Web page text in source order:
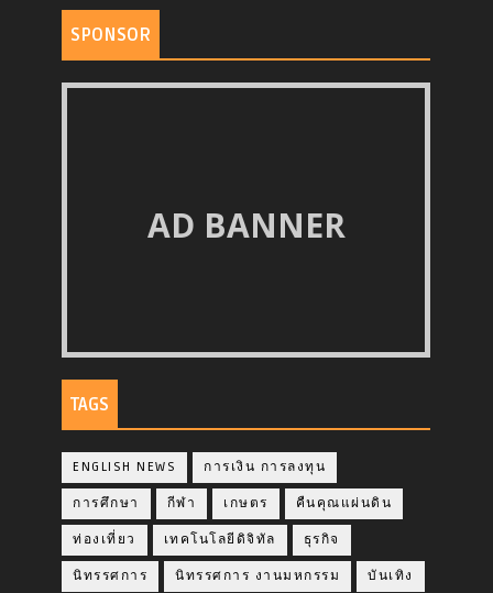
SPONSOR
AD BANNER
TAGS
ENGLISH NEWS การเงิน การลงทุน
การศึกษา กีฬา เกษตร คืนคุณแผ่นดิน
ท่องเที่ยว เทคโนโลยีดิจิทัล ธุรกิจ
นิทรรศการ นิทรรศการ งานมหกรรม บันเทิง